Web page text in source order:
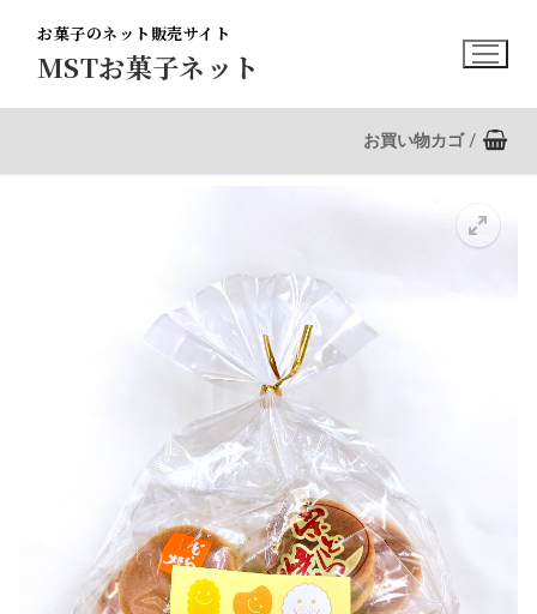
MSTお菓子ネット
お菓子のネット販売サイト
お買い物カゴ /